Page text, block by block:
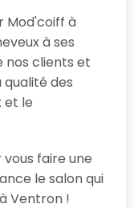
Mod'coiff à
à ses
nos clients et
qualité des
et le
faire une
le salon qui
Ventron !